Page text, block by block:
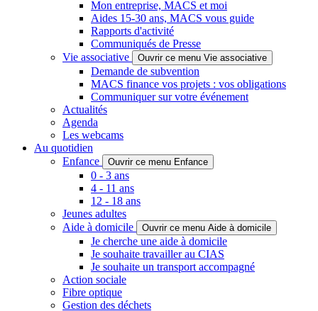
Mon entreprise, MACS et moi
Aides 15-30 ans, MACS vous guide
Rapports d'activité
Communiqués de Presse
Vie associative
Ouvrir ce menu Vie associative
Demande de subvention
MACS finance vos projets : vos obligations
Communiquer sur votre événement
Actualités
Agenda
Les webcams
Au quotidien
Enfance
Ouvrir ce menu Enfance
0 - 3 ans
4 - 11 ans
12 - 18 ans
Jeunes adultes
Aide à domicile
Ouvrir ce menu Aide à domicile
Je cherche une aide à domicile
Je souhaite travailler au CIAS
Je souhaite un transport accompagné
Action sociale
Fibre optique
Gestion des déchets